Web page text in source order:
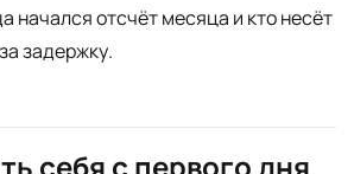
начался отсчёт месяца и кто несёт
задержку.